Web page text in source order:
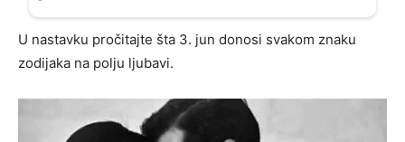
U nastavku pročitajte šta 3. jun donosi svakom znaku
zodijaka na polju ljubavi.